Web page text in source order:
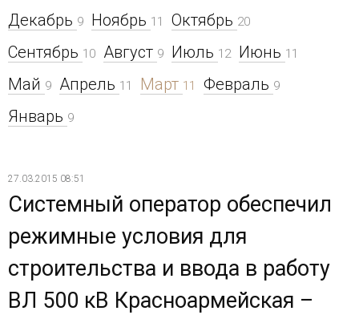
Декабрь 9 Ноябрь 11 Октябрь 20
Сентябрь 10 Август 9 Июль 12 Июнь 11
Май 9 Апрель 11 Март 11 Февраль 9
Январь 9
27.03.2015 08:51
Системный оператор обеспечил
режимные условия для
строительства и ввода в работу
ВЛ 500 кВ Красноармейская –